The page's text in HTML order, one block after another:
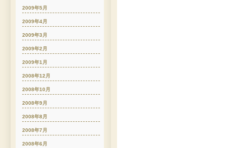
2009年5月
2009年4月
2009年3月
2009年2月
2009年1月
2008年12月
2008年10月
2008年9月
2008年8月
2008年7月
2008年6月